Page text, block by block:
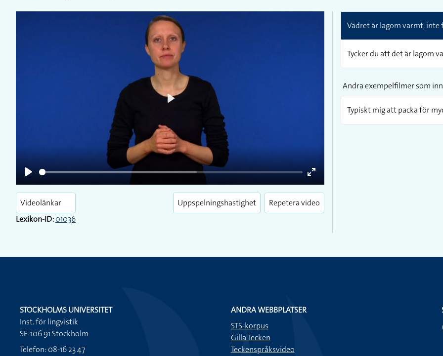
Play
Enter
fullscreen
Videolänkar
Lexikon-ID:01036
Uppspelningshastighet Repetera video
Vädret är lagom varmt, inte
Tycker du att det är lagom
Andra exempelfilmer som
Typiskt mig att packa för
STOCKHOLMS UNIVERSITET
Inst. för lingvistik
SE-106 91 Stockholm
Telefon: 08-16 23 47
ANDRA WEBBPLATSER
STS-korpus
Gilla Tecken
Teckenspråksvideo